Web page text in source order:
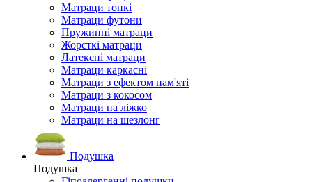
Матраци тонкі
Матраци футони
Пружинні матраци
Жорсткі матраци
Латексні матраци
Матраци каркасні
Матраци з ефектом пам'яті
Матраци з кокосом
Матраци на ліжко
Матраци на шезлонг
Подушка
Подушка